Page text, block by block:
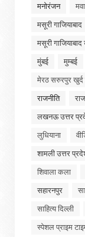
मनोरंजन
मसूरी गाजियाबाद
मसूरी
मुंबई
मुम्बई
मेरठ सरुरपुर खुर्द
राजनीति
लखनऊ उत्तर
लुधियाना
शामली उत्तर
शिवाला कला
सहारनपुर
साहित्य दिल्ली
स्पेशल प्राइम